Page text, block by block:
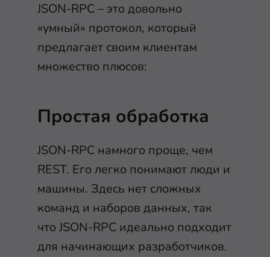
JSON-RPC – это довольно
«умный» протокол, который
предлагает своим клиентам
множество плюсов:
Простая обработка
JSON-RPC намного проще, чем
REST. Его легко понимают люди и
машины. Здесь нет сложных
команд и наборов данных, так
что JSON-RPC идеально подходит
для начинающих разработчиков.